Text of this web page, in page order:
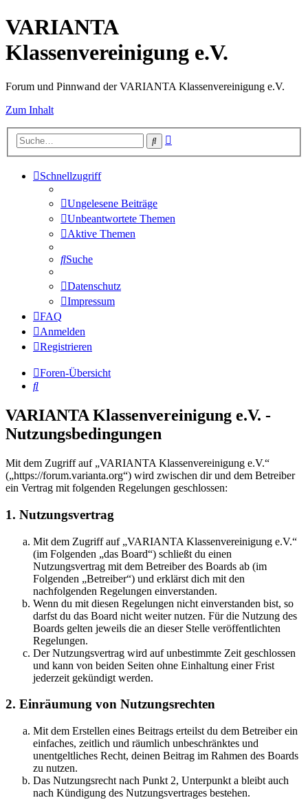
VARIANTA
Klassenvereinigung e.V.
Forum und Pinnwand der VARIANTA Klassenvereinigung e.V.
Zum Inhalt
Suche
Schnellzugriff
Ungelesene Beiträge
Unbeantwortete Themen
Aktive Themen
Suche
Datenschutz
Impressum
FAQ
Anmelden
Registrieren
Foren-Übersicht
Suche
VARIANTA Klassenvereinigung e.V. -
Nutzungsbedingungen
Mit dem Zugriff auf „VARIANTA Klassenvereinigung e.V.“
(„https://forum.varianta.org“) wird zwischen dir und dem Betreiber
ein Vertrag mit folgenden Regelungen geschlossen:
1. Nutzungsvertrag
Mit dem Zugriff auf „VARIANTA Klassenvereinigung e.V.“
(im Folgenden „das Board“) schließt du einen
Nutzungsvertrag mit dem Betreiber des Boards ab (im
Folgenden „Betreiber“) und erklärst dich mit den
nachfolgenden Regelungen einverstanden.
Wenn du mit diesen Regelungen nicht einverstanden bist, so
darfst du das Board nicht weiter nutzen. Für die Nutzung des
Boards gelten jeweils die an dieser Stelle veröffentlichten
Regelungen.
Der Nutzungsvertrag wird auf unbestimmte Zeit geschlossen
und kann von beiden Seiten ohne Einhaltung einer Frist
jederzeit gekündigt werden.
2. Einräumung von Nutzungsrechten
Mit dem Erstellen eines Beitrags erteilst du dem Betreiber ein
einfaches, zeitlich und räumlich unbeschränktes und
unentgeltliches Recht, deinen Beitrag im Rahmen des Boards
zu nutzen.
Das Nutzungsrecht nach Punkt 2, Unterpunkt a bleibt auch
nach Kündigung des Nutzungsvertrages bestehen.